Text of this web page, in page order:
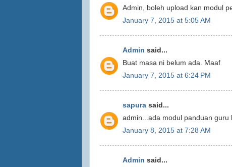
Admin, boleh upload kan modul
January 7, 2015 at 5:05 AM
Admin said...
Buat masa ni belum ada. Maaf
January 7, 2015 at 6:24 PM
sapura said...
admin...ada modul panduan
January 8, 2015 at 7:28 AM
Admin said...